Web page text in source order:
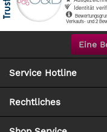
Eine
Service Hotline
Rechtliches